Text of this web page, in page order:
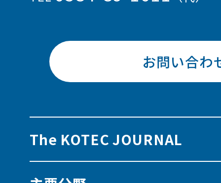
お問い合わ
The KOTEC JOURNAL